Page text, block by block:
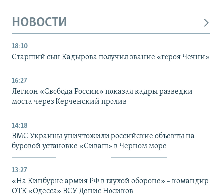
НОВОСТИ
18:10
Старший сын Кадырова получил звание «героя Чечни»
16:27
Легион «Свобода России» показал кадры разведки
моста через Керченский пролив
14:18
ВМС Украины уничтожили российские объекты на
буровой установке «Сиваш» в Черном море
13:27
«На Кинбурне армия РФ в глухой обороне» – командир
ОТК «Одесса» ВСУ Денис Носиков